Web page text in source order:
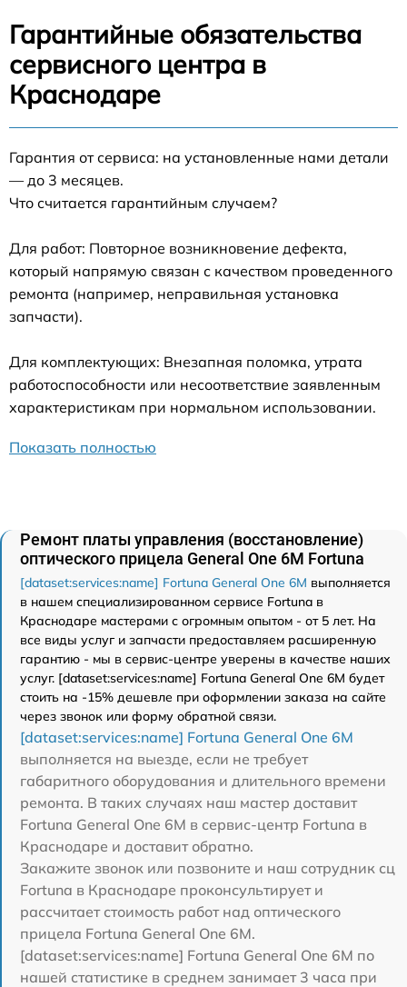
Гарантийные обязательства
сервисного центра в
Краснодаре
Гарантия от сервиса: на установленные нами детали
— до 3 месяцев.
Что считается гарантийным случаем?
Для работ: Повторное возникновение дефекта,
который напрямую связан с качеством проведенного
ремонта (например, неправильная установка
запчасти).
Для комплектующих: Внезапная поломка, утрата
работоспособности или несоответствие заявленным
характеристикам при нормальном использовании.
Показать полностью
Ремонт платы управления (восстановление)
оптического прицела General One 6M Fortuna
[dataset:services:name] Fortuna General One 6M выполняется
в нашем специализированном сервисе Fortuna в
Краснодаре мастерами с огромным опытом - от 5 лет. На
все виды услуг и запчасти предоставляем расширенную
гарантию - мы в сервис-центре уверены в качестве наших
услуг. [dataset:services:name] Fortuna General One 6M будет
стоить на -15% дешевле при оформлении заказа на сайте
через звонок или форму обратной связи.
[dataset:services:name] Fortuna General One 6M
выполняется на выезде, если не требует
габаритного оборудования и длительного времени
ремонта. В таких случаях наш мастер доставит
Fortuna General One 6M в сервис-центр Fortuna в
Краснодаре и доставит обратно.
Закажите звонок или позвоните и наш сотрудник сц
Fortuna в Краснодаре проконсультирует и
рассчитает стоимость работ над оптического
прицела Fortuna General One 6M.
[dataset:services:name] Fortuna General One 6M по
нашей статистике в среднем занимает 3 часа при